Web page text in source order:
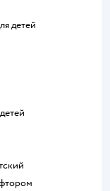
детей
фтором